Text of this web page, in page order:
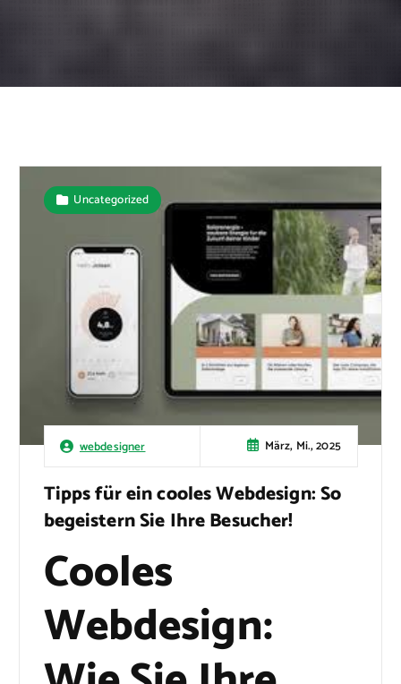
webdesigner März, Mi., 2025
Uncategorized
Tipps für ein cooles Webdesign: So
begeistern Sie Ihre Besucher!
Cooles
Webdesign: